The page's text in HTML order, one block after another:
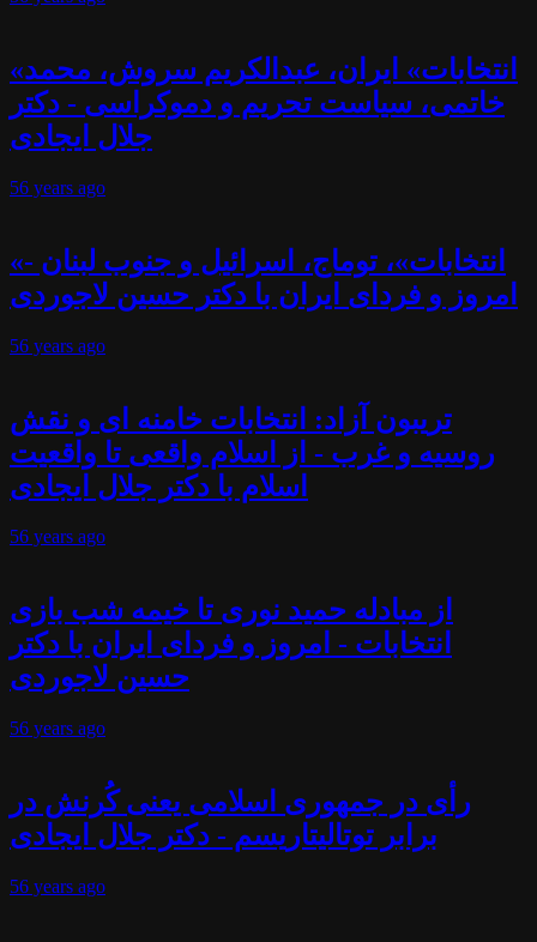
«انتخابات» ایران، عبدالکریم سروش، محمد
خاتمی، سیاست تحریم و دموکراسی - دکتر
جلال ایجادی
56 years ago
«انتخابات»، توماج، اسرائیل و جنوب لبنان -
امروز و فردای ایران با دکتر حسین لاجوردی
56 years ago
تریبون آزاد: انتخابات خامنه ای و نقش
روسیه و غرب - از اسلام واقعی تا واقعیت
اسلام با دکتر جلال ایجادی
56 years ago
از مبادله حمید نوری تا خیمه شب بازی
انتخابات - امروز و فردای ایران با دکتر
حسین لاجوردی
56 years ago
رأی در جمهوری اسلامی یعنی کُرنش در
برابر توتالیتاریسم - دکتر جلال ایجادی
56 years ago